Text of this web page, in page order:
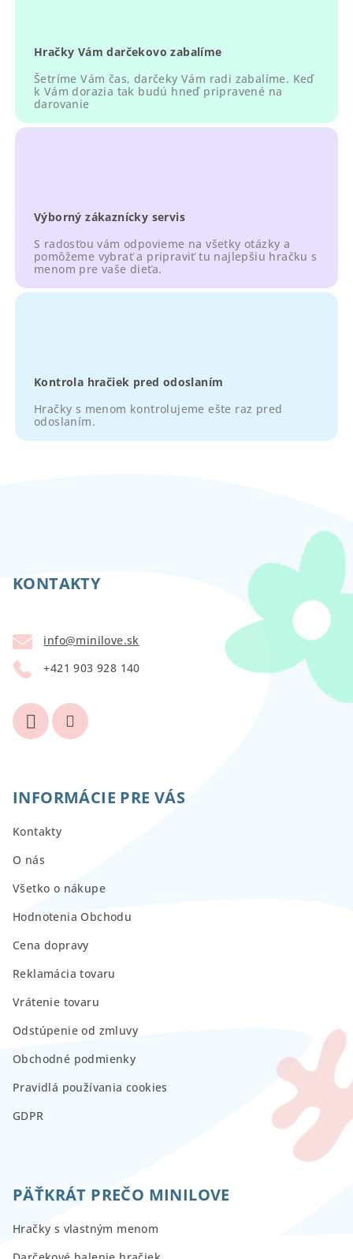
i
s
u
Hračky Vám darčekovo zabalíme
Šetríme Vám čas, darčeky Vám radi zabalíme. Keď
k Vám dorazia tak budú hneď pripravené na
darovanie
Výborný zákaznícky servis
S radosťou vám odpovieme na všetky otázky a
pomôžeme vybrať a pripraviť tu najlepšiu hračku s
menom pre vaše dieťa.
Kontrola hračiek pred odoslaním
Hračky s menom kontrolujeme ešte raz pred
odoslaním.
KONTAKTY
info@minilove.sk
+421 903 928 140
INFORMÁCIE PRE VÁS
Kontakty
O nás
Všetko o nákupe
Hodnotenia Obchodu
Cena dopravy
Reklamácia tovaru
Vrátenie tovaru
Odstúpenie od zmluvy
Obchodné podmienky
Pravidlá používania cookies
GDPR
PÄŤKRÁT PREČO MINILOVE
Hračky s vlastným menom